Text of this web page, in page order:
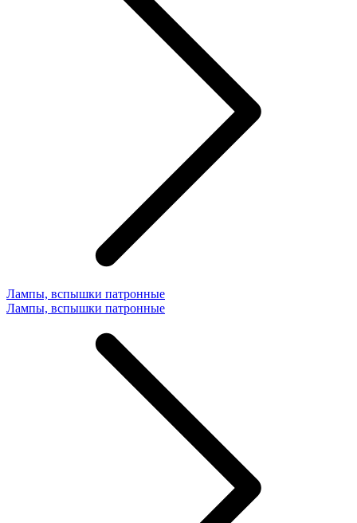
Лампы, вспышки патронные
Лампы, вспышки патронные